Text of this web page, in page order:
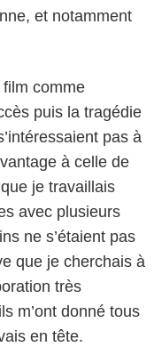
et notamment
film comme
puis la tragédie
pas à
à celle de
je travaillais
avec plusieurs
ne s’étaient pas
que je cherchais à
très
m’ont donné tous
en tête.